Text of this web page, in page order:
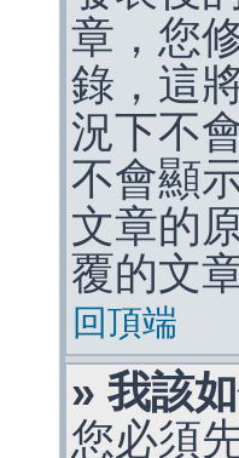
章，您
錄，這
況下不
不會顯
文章的
覆的文章
回頂端
» 我該
您必須